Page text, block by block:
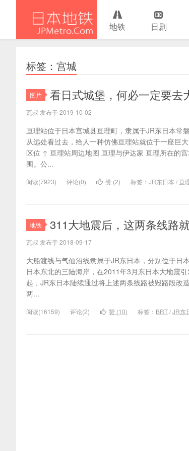
地铁 日剧
标签：宫城
图片 看日式城堡，何必一定要去
瓦叔 发布于 2019-10-02
亘理站位于日本宫城县亘理町，隶属于JR东日本常
从远处看过去，给人一种仿佛亘理站就位于一座巨
区位 ↑ 亘理站周边地图 亘理与伊达家 亘理所在的
围。公...
阅读(7923) 评论(0) 赞 (2) 标签： JR东日本 / 亘
地铁 311大地震后，这两条线路
瓦叔 发布于 2018-09-17
大船渡线与气仙沼线隶属于JR东日本，分别位于日
日本东北的三陆海岸，在2011年3月东日本大地震
起，JR东日本陆续通过将上述两条线路被毁路段改
两...
阅读(16159) 评论(2) 赞 (10) 标签： BRT/JR东